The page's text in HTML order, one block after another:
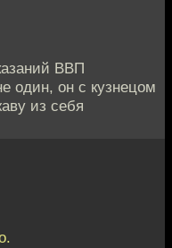
ВВП
один, он с кузнецом
из себя